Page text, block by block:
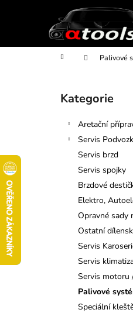
Domů Palivové
Přeskočit
kategorie
Kategorie
Aretační
Servis
Servis brzd
Servis spojky
Brzdové
Elektro,
Opravné sady
Ostatní
Servis
Servis
Servis motoru
Palivové
Speciální
í
Zpět
do
Zpět
do
SADA
POTRUBÍ
19KS
699 Kč